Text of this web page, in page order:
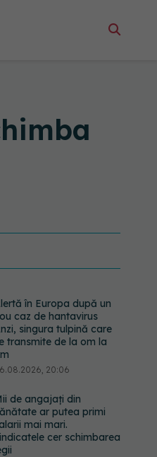
în Europa după un
caz de hantavirus
singura tulpină care
transmite de la om la
20:06
de angajați din
ar putea primi
mai mari.
cer schimbarea